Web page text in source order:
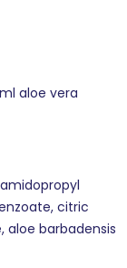
aloe vera
citric
aloe barbadensis